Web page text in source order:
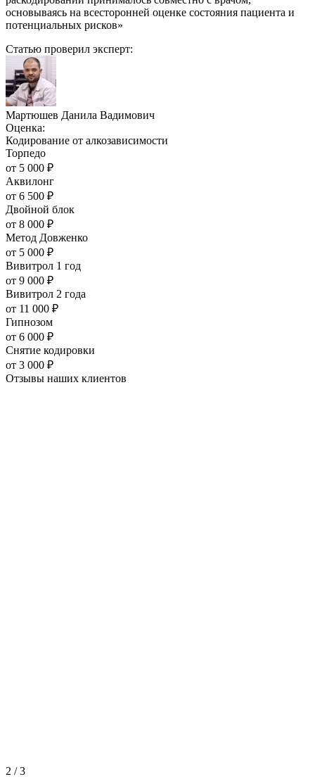
основываясь на всесторонней оценке состояния пациента и
потенциальных рисков»
Статью проверил эксперт:
Мартюшев Данила Вадимович
Оценка:
Кодирование от алкозависимости
Торпедо
от 5 000 ₽
Аквилонг
от 6 500 ₽
Двойной блок
от 8 000 ₽
Метод Довженко
от 5 000 ₽
Вивитрол 1 год
от 9 000 ₽
Вивитрол 2 года
от 11 000 ₽
Гипнозом
от 6 000 ₽
Снятие кодировки
от 3 000 ₽
Отзывы наших клиентов
2 /3